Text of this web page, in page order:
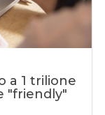
a 1 trilione
"friendly"